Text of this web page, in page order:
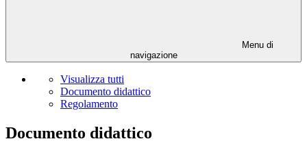
Menu di
navigazione
Visualizza tutti
Documento didattico
Regolamento
Documento didattico